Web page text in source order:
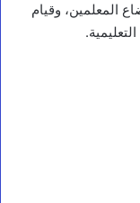
المعلمين، وقيام